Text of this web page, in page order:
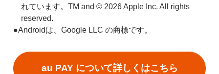
れています。TM and © 2026 Apple Inc. All rights
reserved.
●Androidは、Google LLC の商標です。
au PAY について詳しくはこちら